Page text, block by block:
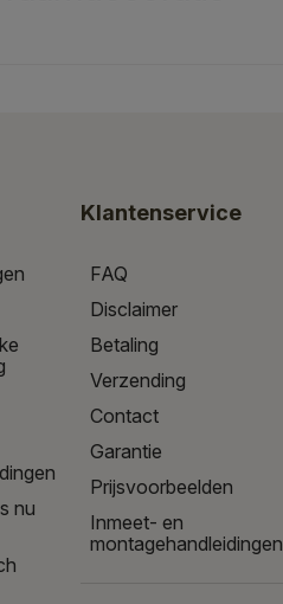
nu
Klantenservice
FAQ
Disclaimer
Betaling
Verzending
Contact
Garantie
Prijsvoorbeelden
Inmeet- en
montagehandleidingen